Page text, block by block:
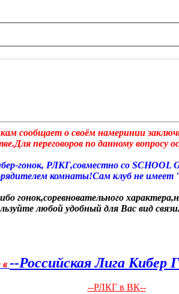
сообщает о своём намеринии
переговоров по данному
гонок, РЛКГ,совместно со
комнаты!Сам клуб не имеет
гонок,соревновательного
любой удобный для Вас вид
в --Российская Лига Кибер
--РЛКГ в ВК--